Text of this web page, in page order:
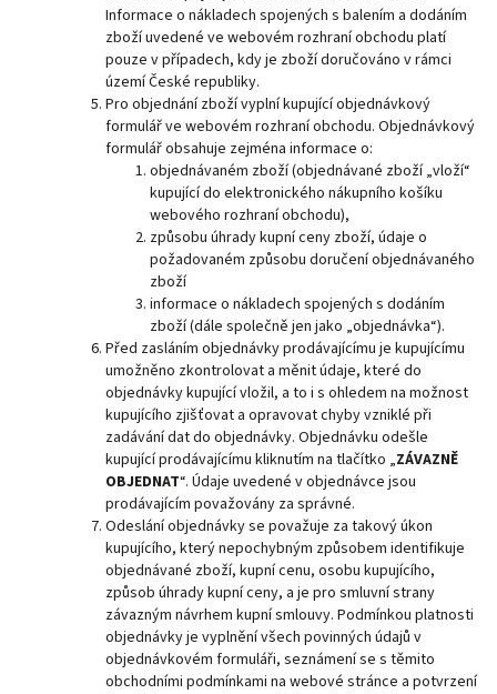
Informace o nákladech spojených s balením a dodáním
zboží uvedené ve webovém rozhraní obchodu platí
pouze v případech, kdy je zboží doručováno v rámci
území České republiky.
Pro objednání zboží vyplní kupující objednávkový
formulář ve webovém rozhraní obchodu. Objednávkový
formulář obsahuje zejména informace o:
objednávaném zboží (objednávané zboží „vloží“
kupující do elektronického nákupního košíku
webového rozhraní obchodu),
způsobu úhrady kupní ceny zboží, údaje o
požadovaném způsobu doručení objednávaného
zboží
informace o nákladech spojených s dodáním
zboží (dále společně jen jako „objednávka“).
Před zasláním objednávky prodávajícímu je kupujícímu
umožněno zkontrolovat a měnit údaje, které do
objednávky kupující vložil, a to i s ohledem na možnost
kupujícího zjišťovat a opravovat chyby vzniklé při
zadávání dat do objednávky. Objednávku odešle
kupující prodávajícímu kliknutím na tlačítko „ZÁVAZNĚ
OBJEDNAT“. Údaje uvedené v objednávce jsou
prodávajícím považovány za správné.
Odeslání objednávky se považuje za takový úkon
kupujícího, který nepochybným způsobem identifikuje
objednávané zboží, kupní cenu, osobu kupujícího,
způsob úhrady kupní ceny, a je pro smluvní strany
závazným návrhem kupní smlouvy. Podmínkou platnosti
objednávky je vyplnění všech povinných údajů v
objednávkovém formuláři, seznámení se s těmito
obchodními podmínkami na webové stránce a potvrzení